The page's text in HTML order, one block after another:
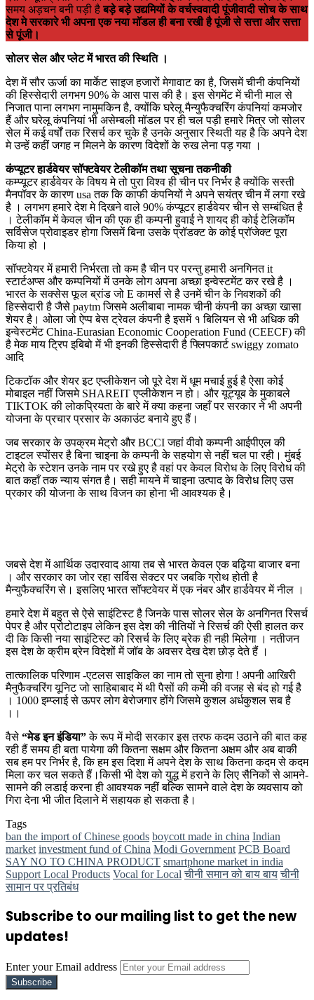
समय अड़चन बनी पड़ी हैबड़े बड़े उद्यमियों के वर्चस्ववादी पूंजीवादी सोच के साथ
देश मे सरकारे भी अपना एक नया मॉडल ही बना रखी है पूंजी से सत्ता और सत्ता
से पूंजी।
सोलर सेल और प्लेट में भारत की स्थिति ।
देश में सौर ऊर्जा का मार्केट साइज हजारों मेगावाट का है, जिसमें चीनी कंपनियों
की हिस्सेदारी लगभग 90% के आस पास की है। इस सेगमेंट में चीनी माल से
निजात पाना लगभग नामुमकिन है, क्योंकि घरेलू मैन्युफैक्चरिंग कंपनियां कमजोर
हैं और घरेलू कंपनियां भी असेम्बली मॉडल पर ही चल पड़ी हमारे मित्र जो सोलर
सेल में कई वर्षों तक रिसर्च कर चुके है उनके अनुसार स्थिती यह है कि अपने देश
मे उन्हें कहीं जगह न मिलने के कारण विदेशों के रुख लेना पड़ गया ।
कंप्यूटर हार्डवेयर सॉफ्टवेयर टेलीकॉम तथा सूचना तकनीकी
कम्प्यूटर हार्डवेयर के विषय मे तो पुरा विश्व ही चीन पर निर्भर है क्योंकि सस्ती
मैनपॉवर के कारण usa तक कि काफी कंपनियों ने अपने सयंत्र चीन में लगा रखे
है । लगभग हमारे देश मे दिखने वाले 90% कंप्यूटर हार्डवेयर चीन से सम्बंधित है
। टेलीकॉम में केवल चीन की एक ही कम्पनी हुवाई ने शायद ही कोई टेलिकॉम
सर्विसेज प्रोवाइडर होगा जिसमें बिना उसके प्रॉडक्ट के कोई प्रॉजेक्ट पूरा
किया हो ।
सॉफ्टवेयर में हमारी निर्भरता तो कम है चीन पर परन्तु हमारी अनगिनत it
स्टार्टअप्स और कम्पनियों में उनके लोग अपना अच्छा इन्वेस्टमेंट कर रखे है ।
भारत के सक्सेस फूल ब्रांड जो E कामर्स से है उनमें चीन के निवशकों की
हिस्सेदारी है जैसे paytm जिसमे अलीबाबा नामक चीनी कंपनी का अच्छा खासा
शेयर है। ओला जो ऐप्प बेस ट्रेवल कंपनी है इसमें १ बिलियन से भी अधिक की
इन्वेस्टमेंट China-Eurasian Economic Cooperation Fund (CEECF) की
है मेक माय ट्रिप इबिबो में भी इनकी हिस्सेदारी है फ्लिपकार्ट swiggy zomato
आदि
टिकटॉक और शेयर इट एप्लीकेशन जो पूरे देश में धूम मचाई हुई है ऐसा कोई
मोबाइल नहीं जिसमे SHAREIT एप्लीकेशन न हो। और यूट्यूब के मुकाबले
TIKTOK की लोकप्रियता के बारे में क्या कहना जहाँ पर सरकार ने भी अपनी
योजना के प्रचार प्रसार के अकाउंट बनाये हुए हैं।
जब सरकार के उपक्रम मेट्रो और BCCI जहां वीवो कम्पनी आईपीएल की
टाइटल स्पोंसर है बिना चाइना के कम्पनी के सहयोग से नहीं चल पा रही। मुंबई
मेट्रो के स्टेशन उनके नाम पर रखे हुए है वहां पर केवल विरोध के लिए विरोध की
बात कहाँ तक न्याय संगत है। सही मायने में चाइना उत्पाद के विरोध लिए उस
प्रकार की योजना के साथ विजन का होना भी आवश्यक है।
जबसे देश में आर्थिक उदारवाद आया तब से भारत केवल एक बढ़िया बाजार बना
। और सरकार का जोर रहा सर्विस सेक्टर पर जबकि ग्रोथ होती है
मैन्युफैक्चरिंग से। इसलिए भारत सॉफ्टवेयर में एक नंबर और हार्डवेयर में नील ।
हमारे देश में बहुत से ऐसे साइंटिस्ट है जिनके पास सोलर सेल के अनगिनत रिसर्च
पेपर है और प्रोटोटाइप लेकिन इस देश की नीतियों ने रिसर्च की ऐसी हालत कर
दी कि किसी नया साइंटिस्ट को रिसर्च के लिए ब्रेक ही नही मिलेगा । नतीजन
इस देश के क्रीम ब्रेन विदेशों में जॉब के अवसर देख देश छोड़ देते हैं ।
तात्कालिक परिणाम -एटलस साइकिल का नाम तो सुना होगा ! अपनी आखिरी
मैनुफैक्चरिंग यूनिट जो साहिबाबाद में थी पैसों की कमी की वजह से बंद हो गई है
। 1000 इम्प्लाई से ऊपर लोग बेरोजगार होंगे जिसमे कुशल अर्धकुशल सब है
।।
वैसे “मेड इन इंडिया”के रूप में मोदी सरकार इस तरफ कदम उठाने की बात कह
रही हैं समय ही बता पायेगा की कितना सक्षम और कितना अक्षम और अब बाकी
सब हम पर निर्भर है, कि हम इस दिशा में अपने देश के साथ कितना कदम से कदम
मिला कर चल सकते हैं।किसी भी देश को युद्ध में हराने के लिए सैनिकों से आमने-
सामने की लडाई करना ही आवश्यक नहीं बल्कि सामने वाले देश के व्यवसाय को
गिरा देना भी जीत दिलाने में सहायक हो सकता है।
Tags
ban the import of Chinese goods boycott made in china Indian
market investment fund of China Modi Government PCB Board
SAY NO TO CHINA PRODUCT smartphone market in india
Support Local Products Vocal for Local चीनी समान को बाय बाय चीनी
सामान पर प्रतिबंध
Subscribe to our mailing list to get the new
updates!
Enter your Email address